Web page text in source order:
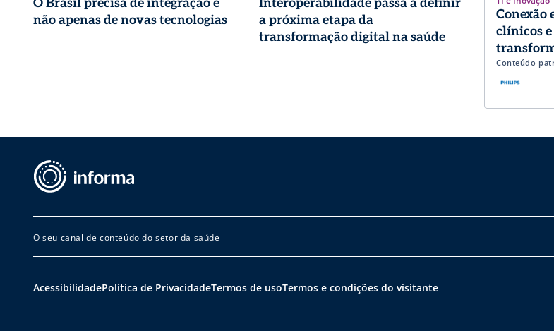
O Brasil precisa de integração e
não apenas de novas tecnologias
Interoperabilidade passa a definir
a próxima etapa da
transformação digital na saúde
Conexão
clínicos
Conteúdo
O seu canal de conteúdo do setor da saúde
AcessibilidadePolítica de PrivacidadeTermos de usoTermos e condições do visitante